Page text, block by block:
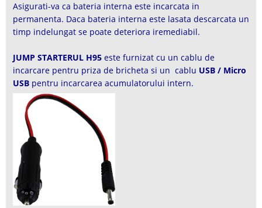
Asigurati-va ca bateria interna este incarcata in
permanenta. Daca bateria interna este lasata descarcata un
timp indelungat se poate deteriora iremediabil.
JUMP STARTERUL H95 este furnizat cu un cablu de
incarcare pentru priza de bricheta si un cablu USB / Micro
USB pentru incarcarea acumulatorului intern.